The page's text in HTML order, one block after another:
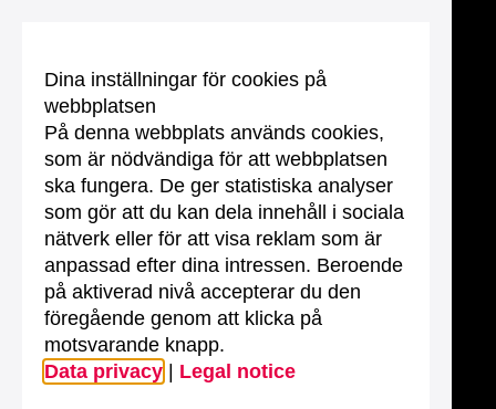
Dina inställningar för cookies på
webbplatsen
På denna webbplats används cookies,
som är nödvändiga för att webbplatsen
ska fungera. De ger statistiska analyser
som gör att du kan dela innehåll i sociala
nätverk eller för att visa reklam som är
anpassad efter dina intressen. Beroende
på aktiverad nivå accepterar du den
föregående genom att klicka på
motsvarande knapp.
Data privacy
Legal notice